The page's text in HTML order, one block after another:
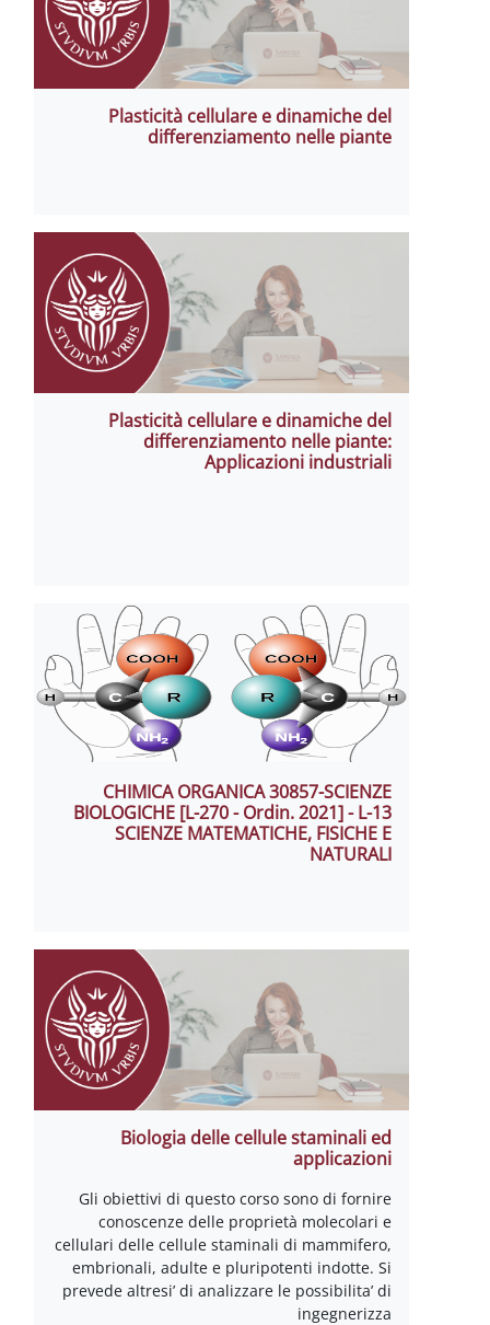
Plasticità cellulare e dinamiche del
differenziamento nelle piante
Plasticità cellulare e dinamiche del
differenziamento nelle piante:
Applicazioni industriali
CHIMICA ORGANICA 30857-SCIENZE
BIOLOGICHE [L-270 - Ordin. 2021] - L-13
SCIENZE MATEMATICHE, FISICHE E
NATURALI
Biologia delle cellule staminali ed
applicazioni
Gli obiettivi di questo corso sono di fornire
conoscenze delle proprietà molecolari e
cellulari delle cellule staminali di mammifero,
embrionali, adulte e pluripotenti indotte. Si
prevede altresi’ di analizzare le possibilita’ di
ingegnerizza